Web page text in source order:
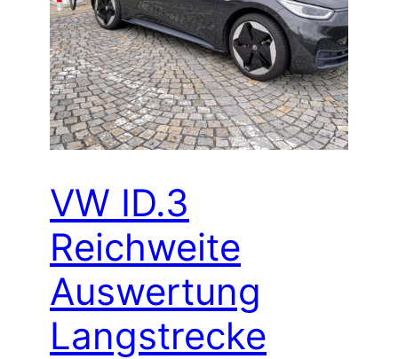
VW ID.3
Reichweite
Auswertung
Langstrecke